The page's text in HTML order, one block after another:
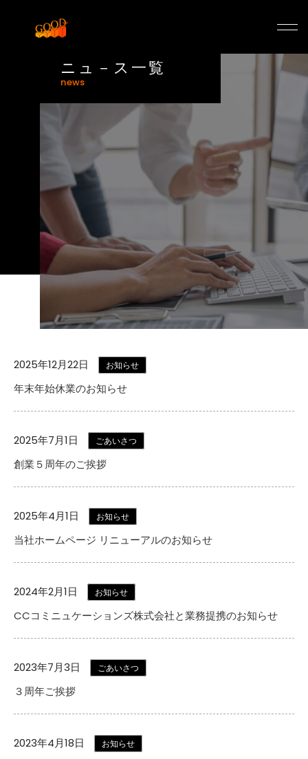
ニュ－ス一覧
news
2025年12月22日 お知らせ
年末年始休業のお知らせ
2025年7月1日 ごあいさつ
創業５周年のご挨拶
2025年4月1日 お知らせ
当社ホームページ リニューアルのお知らせ
2024年2月1日 お知らせ
CCコミニュケーションズ株式会社と業務提携のお知らせ
2023年7月3日 ごあいさつ
３周年ご挨拶
2023年4月18日 お知らせ